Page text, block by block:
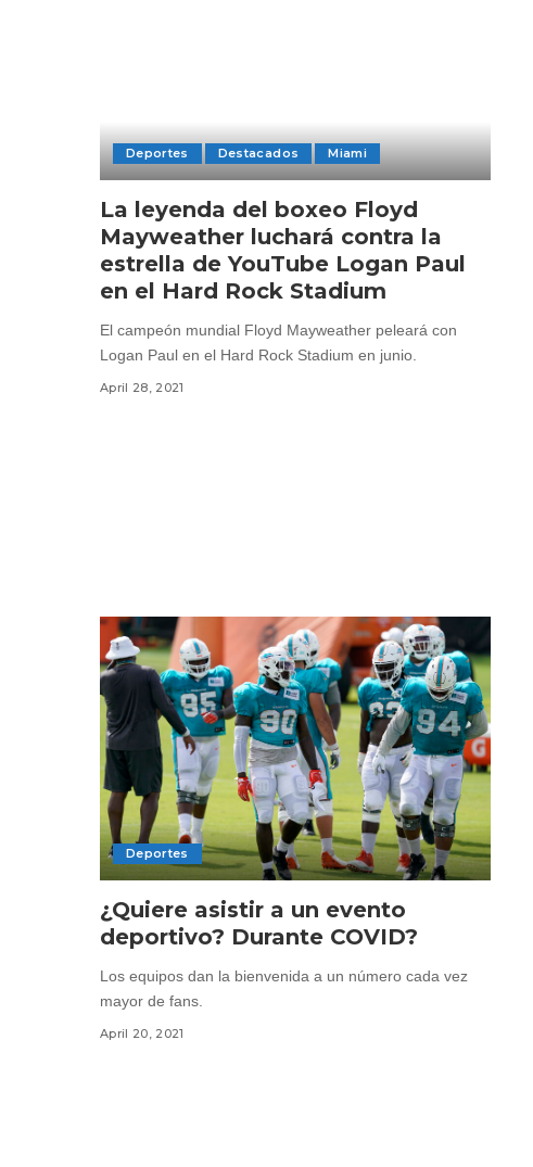
Deportes Destacados Miami
La leyenda del boxeo Floyd
Mayweather luchará contra la
estrella de YouTube Logan Paul
en el Hard Rock Stadium
El campeón mundial Floyd Mayweather peleará con
Logan Paul en el Hard Rock Stadium en junio.
April 28, 2021
Deportes
¿Quiere asistir a un evento
deportivo? Durante COVID?
Los equipos dan la bienvenida a un número cada vez
mayor de fans.
April 20, 2021